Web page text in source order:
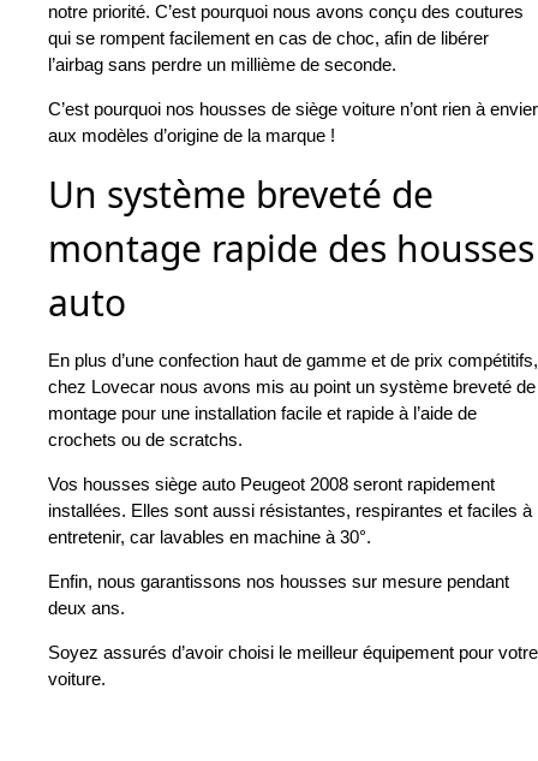
notre priorité. C’est pourquoi nous avons conçu des coutures
qui se rompent facilement en cas de choc, afin de libérer
l’airbag sans perdre un millième de seconde.
C’est pourquoi nos housses de siège voiture n’ont rien à envier
aux modèles d’origine de la marque !
Un système breveté de
montage rapide des housses
auto
En plus d’une confection haut de gamme et de prix compétitifs,
chez Lovecar nous avons mis au point un système breveté de
montage pour une installation facile et rapide à l’aide de
crochets ou de scratchs.
Vos housses siège auto Peugeot 2008 seront rapidement
installées. Elles sont aussi résistantes, respirantes et faciles à
entretenir, car lavables en machine à 30°.
Enfin, nous garantissons nos housses sur mesure pendant
deux ans.
Soyez assurés d’avoir choisi le meilleur équipement pour votre
voiture.